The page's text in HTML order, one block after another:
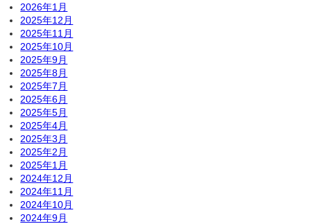
2026年1月
2025年12月
2025年11月
2025年10月
2025年9月
2025年8月
2025年7月
2025年6月
2025年5月
2025年4月
2025年3月
2025年2月
2025年1月
2024年12月
2024年11月
2024年10月
2024年9月